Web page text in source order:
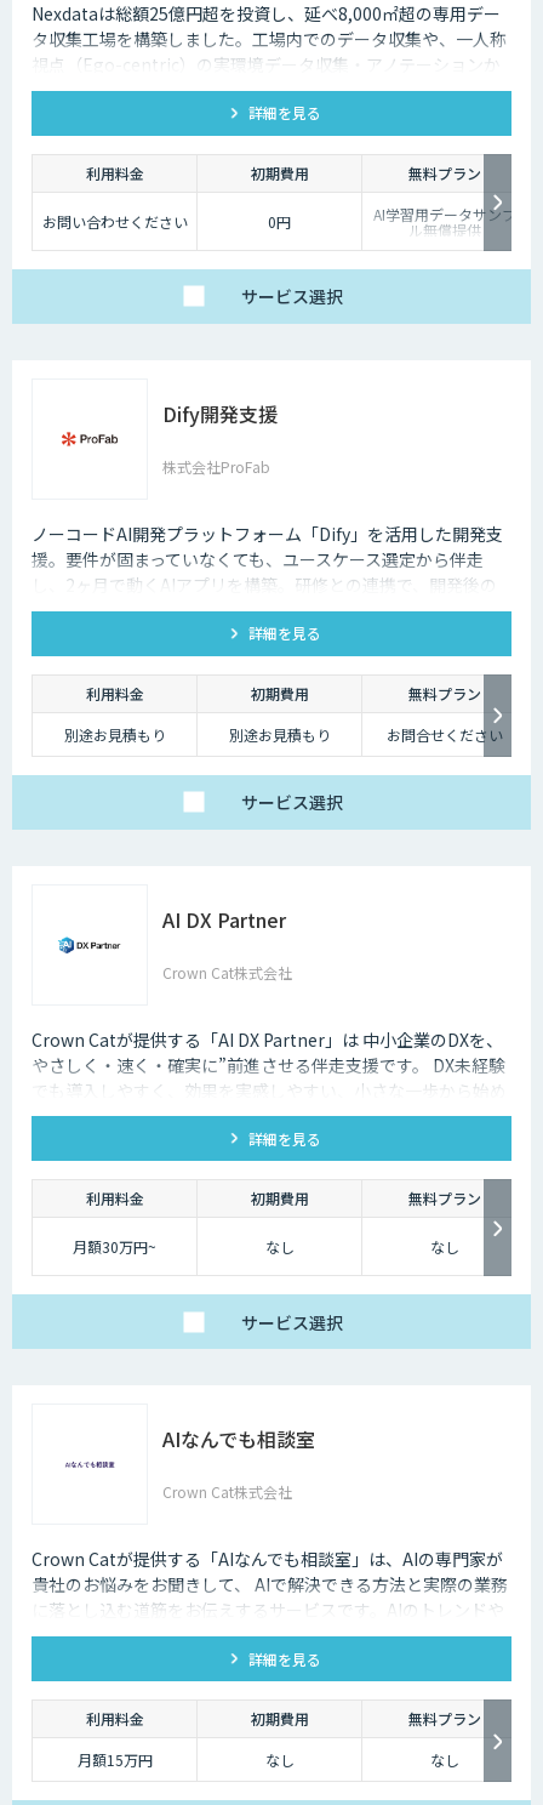
Nexdataは総額25億円超を投資し、延べ8,000㎡超の専用デー
タ収集工場を構築しました。工場内でのデータ収集や、一人称
視点（Ego-centric）の実環境データ収集・アノテーションか
ら、環境認識・意思決定・動作制御に対応した既製データセッ
トまで、フィジカルAI開発を加速させる包括的なデータソリュ
ーションを提供いたします。
詳細を見る
利用料金 初期費用 無料プラン
お問い合わせください 0円 AI学習用データサンプ
ル無償提供
サービス選択
Dify開発支援
株式会社ProFab
ノーコードAI開発プラットフォーム「Dify」を活用した開発支
援。要件が固まっていなくても、ユースケース選定から伴走
し、2ヶ月で動くAIアプリを構築。研修との連携で、開発後の
内製化・自走までサポートします。
詳細を見る
利用料金 初期費用
無料プラン
別途お見積もり
別途お見積もり お問合せください
サービス選択
AI DX Partner
Crown Cat株式会社
Crown Catが提供する「AI DX Partner」は 中小企業のDXを、
やさしく・速く・確実に”前進させる伴走支援です。 DX未経験
でも導入しやすく、効果を実感しやすい、小さな一歩から始め
るDX支援サービスです。 AI DX Partnerは、大手企業のDX支援
で培ったノウハウをベースに、 地方・中小企業のための“現実
的なDX”を設計・実装・運用まで一貫して支援いたします。 私
たちは、コンサル×開発×AIの力で、現場に寄り添った 『ちょ
うどいいDX』を実現します。
詳細を見る
利用料金 初期費用 無料プラン
月額30万円~ なし なし
サービス選択
AIなんでも相談室
Crown Cat株式会社
Crown Catが提供する「AIなんでも相談室」は、AIの専門家が
貴社のお悩みをお聞きして、 AIで解決できる方法と実際の業務
に落とし込む道筋をお伝えするサービスです。AIのトレンドや
最新の事例はもちろん、自社にあった活用を安価にクイックに
詳細を見る
利用料金 初期費用
無料プラン
月額15万円
なし なし